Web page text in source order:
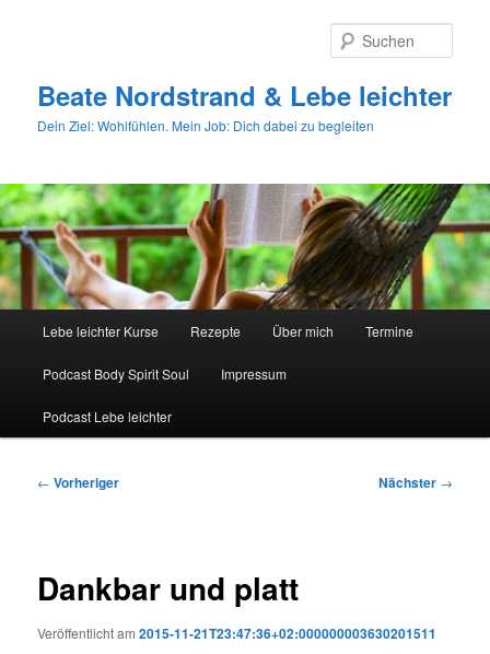
Beate Nordstrand & Lebe leichter
Dein Ziel: Wohlfühlen. Mein Job: Dich dabei zu begleiten
Lebe leichter Kurse Rezepte Über mich Termine
Podcast Body Spirit Soul Impressum
Podcast Lebe leichter
Beitragsnavigation
← Vorheriger Nächster →
Dankbar und platt
Veröffentlicht am2015-11-21T23:47:36+02:000000003630201511